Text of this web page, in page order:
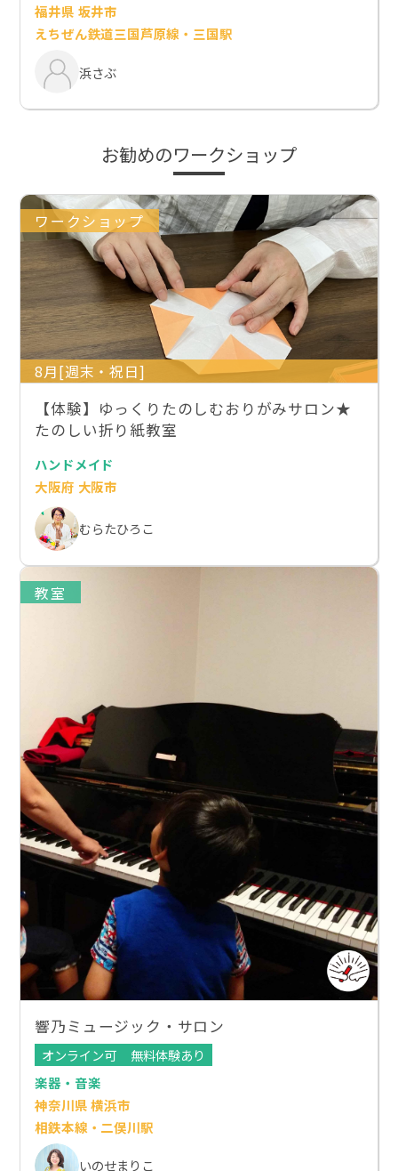
福井県 坂井市
えちぜん鉄道三国芦原線・三国駅
浜さぶ
お勧めのワークショップ
ワークショップ
8月[週末・祝日]
【体験】ゆっくりたのしむおりがみサロン★
たのしい折り紙教室
ハンドメイド
大阪府 大阪市
むらたひろこ
教室
響乃ミュージック・サロン
オンライン可
無料体験あり
楽器・音楽
神奈川県 横浜市
相鉄本線・二俣川駅
いのせまりこ